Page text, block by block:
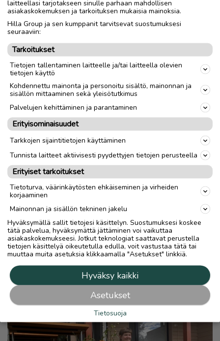
laitteellasi tarjotakseen sinulle parhaan mahdollisen
asiakaskokemuksen ja tarkoituksen mukaisia mainoksia.
Hilla Group ja sen kumppanit tarvitsevat suostumuksesi
seuraaviin:
Tarkoitukset
Tietojen tallentaminen laitteelle ja/tai laitteella olevien
tietojen käyttö
Kohdennettu mainonta ja personoitu sisältö, mainonnan ja
sisällön mittaaminen sekä yleisötutkimus
Palvelujen kehittäminen ja parantaminen
Erityisominaisuudet
Tarkkojen sijaintitietojen käyttäminen
Tunnista laitteet aktiivisesti pyydettyjen tietojen perusteella
Erityiset tarkoitukset
Tietoturva, väärinkäytösten ehkäiseminen ja virheiden
korjaaminen
Mainonnan ja sisällön tekninen jakelu
Hyväksymällä sallit tietojesi käsittelyn. Suostumuksesi koskee
tätä palvelua, hyväksymättä jättäminen voi vaikuttaa
asiakaskokemukseesi. Jotkut teknologiat saattavat perustella
tietojen käsittelyä oikeutetulla edulla, voit vastustaa tätä tai
muuttaa muita asetuksia klikkaamalla "Asetukset" linkkiä.
Hyväksy kaikki
Asetukset
Tietosuoja